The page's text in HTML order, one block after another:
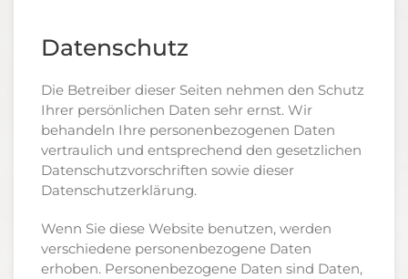
Datenschutz
Die Betreiber dieser Seiten nehmen den Schutz
Ihrer persönlichen Daten sehr ernst. Wir
behandeln Ihre personenbezogenen Daten
vertraulich und entsprechend den gesetzlichen
Datenschutzvorschriften sowie dieser
Datenschutzerklärung.
Wenn Sie diese Website benutzen, werden
verschiedene personenbezogene Daten
erhoben. Personenbezogene Daten sind Daten,